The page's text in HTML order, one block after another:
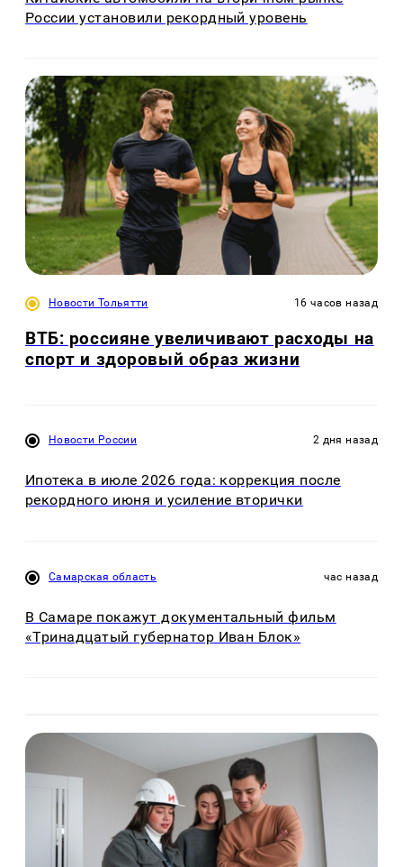
России установили рекордный уровень
Новости Тольятти 16 часов назад
ВТБ: россияне увеличивают расходы на
спорт и здоровый образ жизни
Новости России 2 дня назад
Ипотека в июле 2026 года: коррекция после
рекордного июня и усиление вторички
Самарская область час назад
В Самаре покажут документальный фильм
«Тринадцатый губернатор Иван Блок»